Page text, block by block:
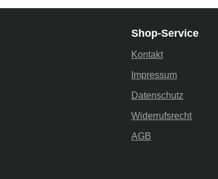
Shop-Service
Kontakt
Impressum
Datenschutz
Widerrufsrecht
AGB